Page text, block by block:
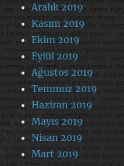
Aralık 2019
Kasım 2019
Ekim 2019
Eylül 2019
Ağustos 2019
Temmuz 2019
Haziran 2019
Mayıs 2019
Nisan 2019
Mart 2019